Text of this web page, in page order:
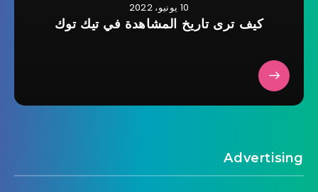
10 يونيو، 2022
كيف ترى تاريخ المشاهدة في تيك توك
Advertising